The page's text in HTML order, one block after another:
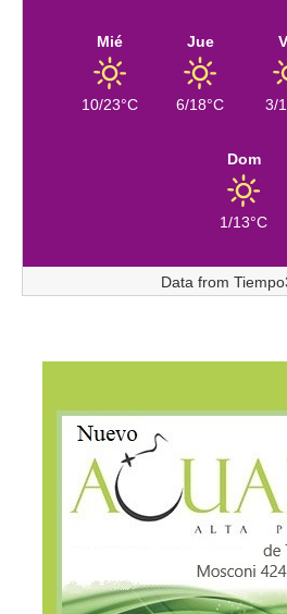
Mié
10/23°C
Jue
6/18°C 3/
Dom
1/13°C
Data from